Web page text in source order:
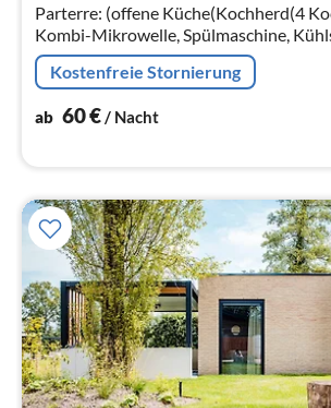
Parterre: (offene Küche(Kochherd(4
Kombi-Mikrowelle, Spülmaschine,
Wohn/Esszimmer(TV, Sitzecke)
Kostenfreie Stornierung
ab 60€/ Nacht